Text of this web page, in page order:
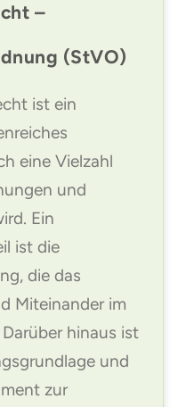
–
(StVO)
ist ein
eine Vielzahl
und
Ein
ist die
die das
Miteinander im
hinaus ist
und
zur